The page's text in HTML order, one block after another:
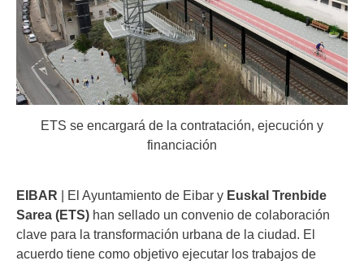
ETS se encargará de la contratación, ejecución y
financiación
EIBAR | El Ayuntamiento de Eibar y Euskal Trenbide
Sarea (ETS) han sellado un convenio de colaboración
clave para la transformación urbana de la ciudad. El
acuerdo tiene como objetivo ejecutar los trabajos de